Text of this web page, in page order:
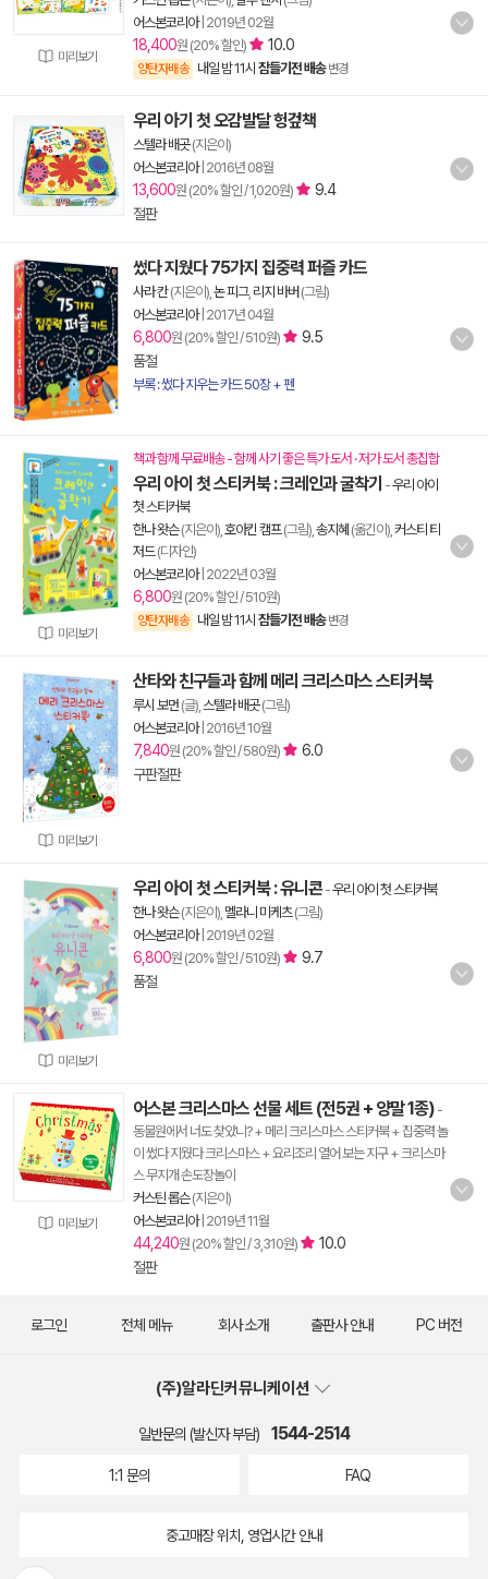
미리보기
어스본코리아| 2019년 02월
18,400원 (20% 할인) 10.0
양탄자배송 내일 밤 11시 잠들기전 배송 변경
우리 아기 첫 오감발달 헝겊책
스텔라 배곳(지은이)
어스본코리아| 2016년 08월
13,600원 (20% 할인 / 1,020원)
9.4
절판
썼다 지웠다 75가지 집중력 퍼즐 카드
사라 칸(지은이), 논 피그, 리지 바버 (그림)
어스본코리아| 2017년 04월
6,800원 (20% 할인 / 510원)
9.5
품절
부록 : 썼다 지우는 카드 50장 + 펜
미리보기
책과 함께 무료배송 - 함께 사기 좋은 특가 도서 · 저가 도서 총집합
우리 아이 첫 스티커북 : 크레인과 굴착기 -우리 아이
첫 스티커북
한나 왓슨(지은이), 호아킨 캠프(그림), 송지혜 (옮긴이), 커스티 티
저드(디자인)
어스본코리아| 2022년 03월
6,800원 (20% 할인 / 510원)
양탄자배송 내일 밤 11시 잠들기전 배송 변경
미리보기
산타와 친구들과 함께 메리 크리스마스 스티커북
루시 보먼 (글), 스텔라 배곳(그림)
어스본코리아| 2016년 10월
7,840원 (20% 할인 / 580원)
6.0
구판절판
미리보기
우리 아이 첫 스티커북 : 유니콘 -우리 아이 첫 스티커북
한나 왓슨(지은이), 멜라니 미케츠(그림)
어스본코리아| 2019년 02월
6,800원 (20% 할인 / 510원)
9.7
품절
미리보기
어스본 크리스마스 선물 세트 (전5권 + 양말 1종) -
동물원에서 너도 찾았니? + 메리 크리스마스 스티커북 + 집중력 놀
이 썼다 지웠다 크리스마스 + 요리조리 열어 보는 지구 + 크리스마
스 무지개 손도장놀이
커스틴 롭슨(지은이)
어스본코리아| 2019년 11월
44,240원 (20% 할인 / 3,310원)
10.0
절판
로그인 전체 메뉴 회사 소개 출판사 안내 PC 버전
(주)알라딘커뮤니케이션
일반문의 (발신자 부담) 1544-2514
1:1 문의 FAQ
중고매장 위치, 영업시간 안내